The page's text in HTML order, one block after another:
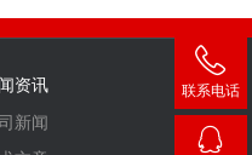
资讯
新闻
联系电话
400-